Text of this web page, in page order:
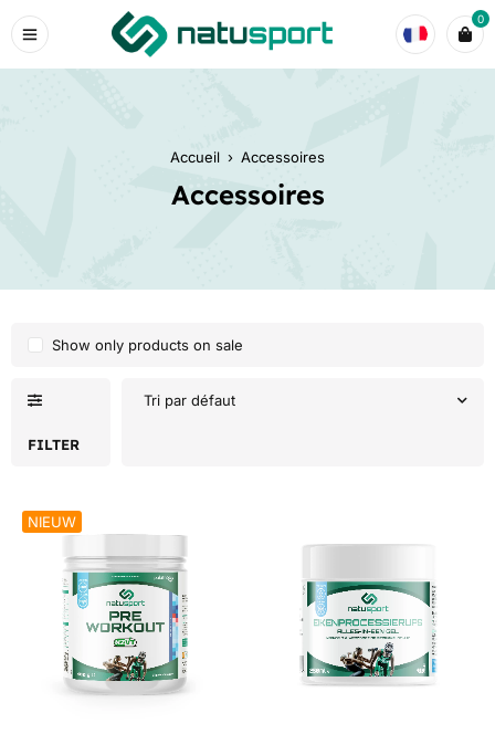
0
Accueil › Accessoires
Accessoires
FILTER
Tri par défaut
Show only products on sale
NIEUW